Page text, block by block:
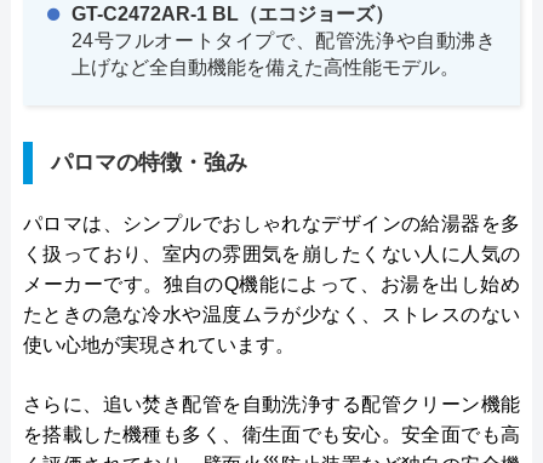
GT-C2472AR-1 BL（エコジョーズ）
24号フルオートタイプで、配管洗浄や自動沸き
上げなど全自動機能を備えた高性能モデル。
パロマの特徴・強み
パロマは、シンプルでおしゃれなデザインの給湯器を多
く扱っており、室内の雰囲気を崩したくない人に人気の
メーカーです。独自のQ機能によって、お湯を出し始め
たときの急な冷水や温度ムラが少なく、ストレスのない
使い心地が実現されています。
さらに、追い焚き配管を自動洗浄する配管クリーン機能
を搭載した機種も多く、衛生面でも安心。安全面でも高